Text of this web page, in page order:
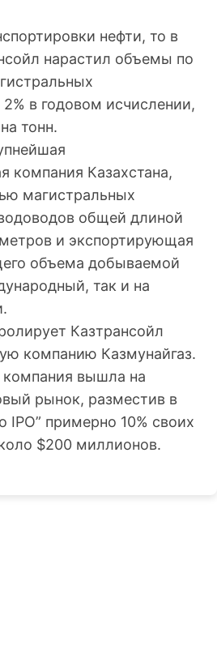
нефти, то в
нарастил объемы по
в годовом исчислении,
тонн.
компания Казахстана,
магистральных
общей длиной
и экспортирующая
объема добываемой
так и на
Казтрансойл
компанию Казмунайгаз.
компания вышла на
рынок, разместив в
IPO” примерно 10% своих
$200 миллионов.